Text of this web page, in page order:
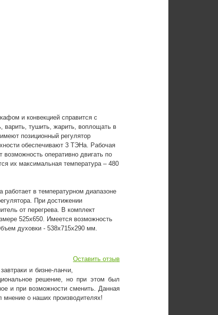
и конвекцией справится с
тушить, жарить, воплощать в
позиционный регулятор
обеспечивают 3 ТЭНа. Рабочая
оперативно двигать по
их максимальная температура – 480
в температурном диапазоне
При достижении
от перегрева. В комплект
525х650. Имеется возможность
духовки - 538x715x290 мм.
Оставить отзыв
и бизне-ланчи,
решение, но при этом был
и при возможности сменить. Данная
мнение о наших производителях!